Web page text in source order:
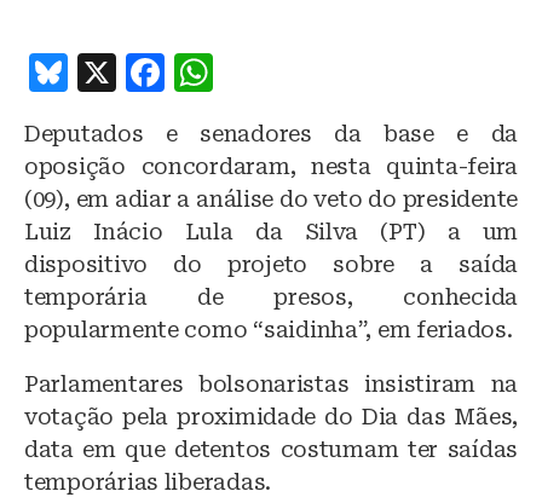
B
e
s
k
y
X
F
c
e
b
o
k
at
s
A
p
p
Deputados e senadores da base e da
oposição concordaram, nesta quinta-feira
(09), em adiar a análise do veto do presidente
Luiz Inácio Lula da Silva (PT) a um
dispositivo do projeto sobre a saída
temporária de presos, conhecida
popularmente como “saidinha”, em feriados.
Parlamentares bolsonaristas insistiram na
votação pela proximidade do Dia das Mães,
data em que detentos costumam ter saídas
temporárias liberadas.